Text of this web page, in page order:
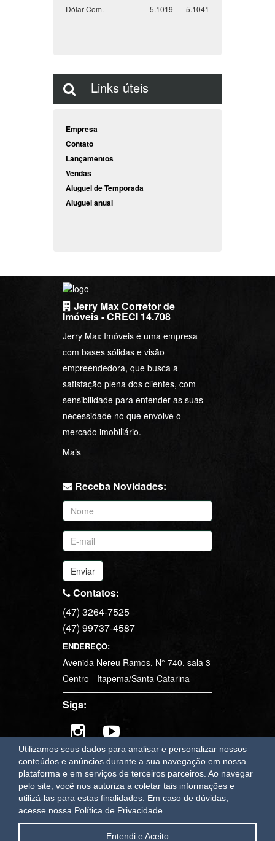
Utilizamos seus dados para analisar e personalizar nossos
conteúdos e anúncios durante a sua navegação em nossa
plataforma e em serviços de terceiros parceiros. Ao navegar
pelo site, você nos autoriza a coletar tais informações e
utilizá-las para estas finalidades. Em caso de dúvidas,
acesse nossa Política de Privacidade.
Entendi e Aceito
Empresa
Lançamentos
Vendas
Aluguel de Temporada
Aluguel anual
Jerry Max Corretor de
Imóveis - CRECI 14.708
Jerry Max Imóveis é uma empresa
com bases sólidas e visão
empreendedora, que busca a
satisfação plena dos clientes, com
sensibilidade para entender as suas
necessidade no que envolve o
mercado imobiliário.
Mais
Receba Novidades:
Enviar
Contatos:
(47) 3264-7525
(47) 99737-4587
ENDEREÇO:
Avenida Nereu Ramos, N° 740, sala 3
Centro - Itapema/Santa Catarina
Siga:
OAWEB sistemas e sites para imobiliárias em Itapema